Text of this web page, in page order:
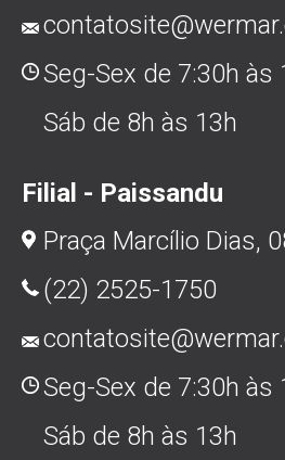
Seg-Sex de 7:30h às
Sáb de 8h às 13h
Filial - Paissandu
Praça Marcílio Dias,
(22) 2525-1750
Seg-Sex de 7:30h às
Sáb de 8h às 13h